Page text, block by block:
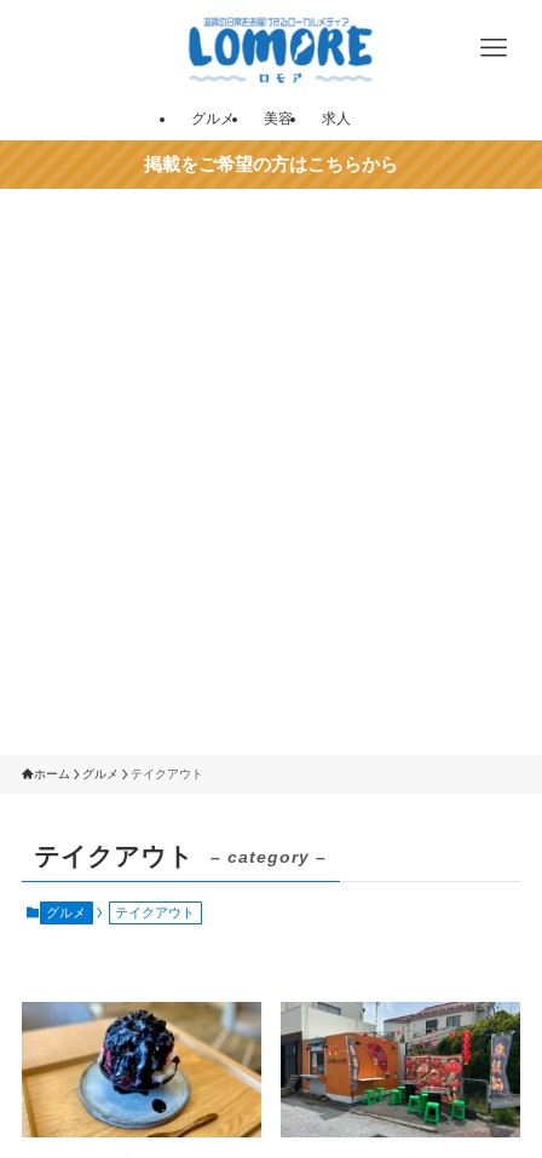
グルメ 美容 求人
掲載をご希望の方はこちらから
ホーム グルメ テイクアウト
テイクアウト – category –
グルメ テイクアウト